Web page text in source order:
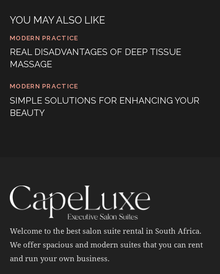
YOU MAY ALSO LIKE
MODERN PRACTICE
REAL DISADVANTAGES OF DEEP TISSUE
MASSAGE
MODERN PRACTICE
SIMPLE SOLUTIONS FOR ENHANCING YOUR
BEAUTY
Welcome to the best salon suite rental in South Africa.
We offer spacious and modern suites that you can rent
and run your own business.